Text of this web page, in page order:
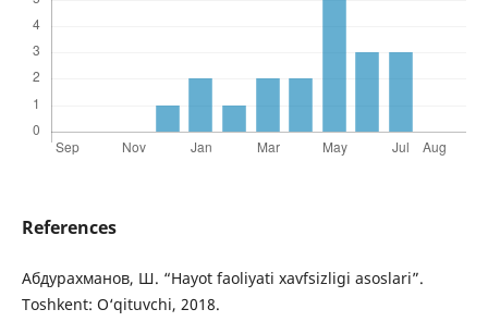
References
Абдурахманов, Ш. “Hayot faoliyati xavfsizligi asoslari”.
Toshkent: O‘qituvchi, 2018.